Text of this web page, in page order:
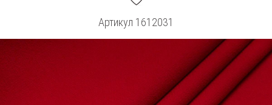
Артикул 1612031